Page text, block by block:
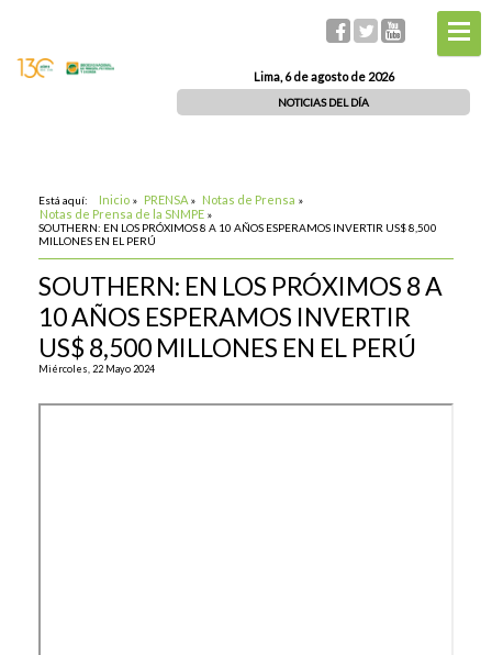
Lima, 6 de agosto de 2026
NOTICIAS DEL DÍA
Está aquí: Inicio » PRENSA » Notas de Prensa »
Notas de Prensa de la SNMPE »
SOUTHERN: EN LOS PRÓXIMOS 8 A 10 AÑOS ESPERAMOS INVERTIR US$ 8,500
MILLONES EN EL PERÚ
SOUTHERN: EN LOS PRÓXIMOS 8 A
10 AÑOS ESPERAMOS INVERTIR
US$ 8,500 MILLONES EN EL PERÚ
Miércoles, 22 Mayo 2024